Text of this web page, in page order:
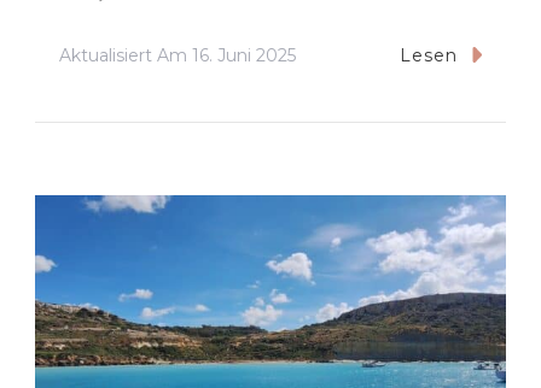
Aktualisiert Am 16. Juni 2025 Lesen